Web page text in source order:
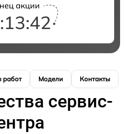
акции
работ Модели Контакты
сервис-